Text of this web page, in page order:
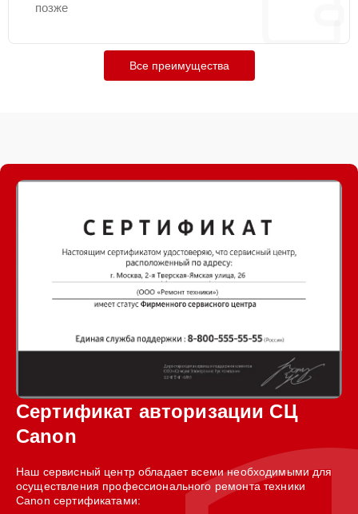
позже
Все преимущества
Сертификат авторизации СЦ
Canon
Наш сервисный центр обладает всеми необходимыми для
осуществления профессионального ремонта техники
Canon сертификатами: